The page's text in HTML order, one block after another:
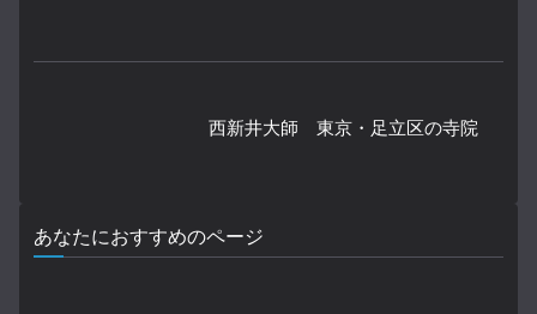
西新井大師 東京・足立区の寺院
あなたにおすすめのページ